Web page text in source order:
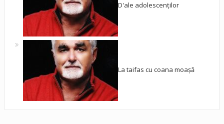
D'ale adolescenților
La taifas cu coana moașă